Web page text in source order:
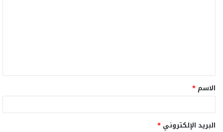
ق
*
الاسم *
البريد الإلكتروني *